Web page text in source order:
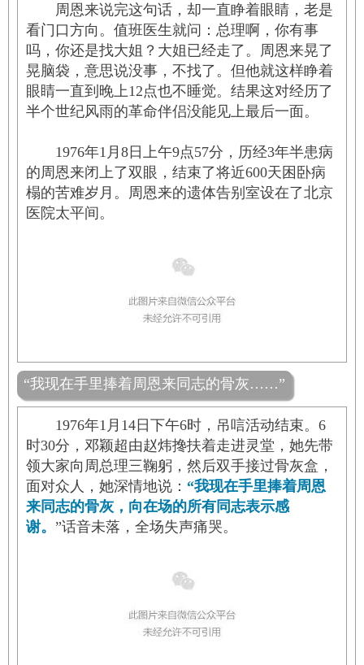
周恩来说完这句话，却一直睁着眼睛，老是
看门口方向。值班医生就问：总理啊，你有事
吗，你还是找大姐？大姐已经走了。周恩来晃了
晃脑袋，意思说没事，不找了。但他就这样睁着
眼睛一直到晚上12点也不睡觉。结果这对经历了
半个世纪风雨的革命伴侣没能见上最后一面。
1976年1月8日上午9点57分，历经3年半患病
的周恩来闭上了双眼，结束了将近600天困卧病
榻的苦难岁月。周恩来的遗体告别室设在了北京
医院太平间。
“我现在手里捧着周恩来同志的骨灰……”
1976年1月14日下午6时，吊唁活动结束。6
时30分，邓颖超由赵炜搀扶着走进灵堂，她先带
领大家向周总理三鞠躬，然后双手接过骨灰盒，
面对众人，她深情地说： “我现在手里捧着周恩
来同志的骨灰，向在场的所有同志表示感
谢。 ”话音未落，全场失声痛哭。